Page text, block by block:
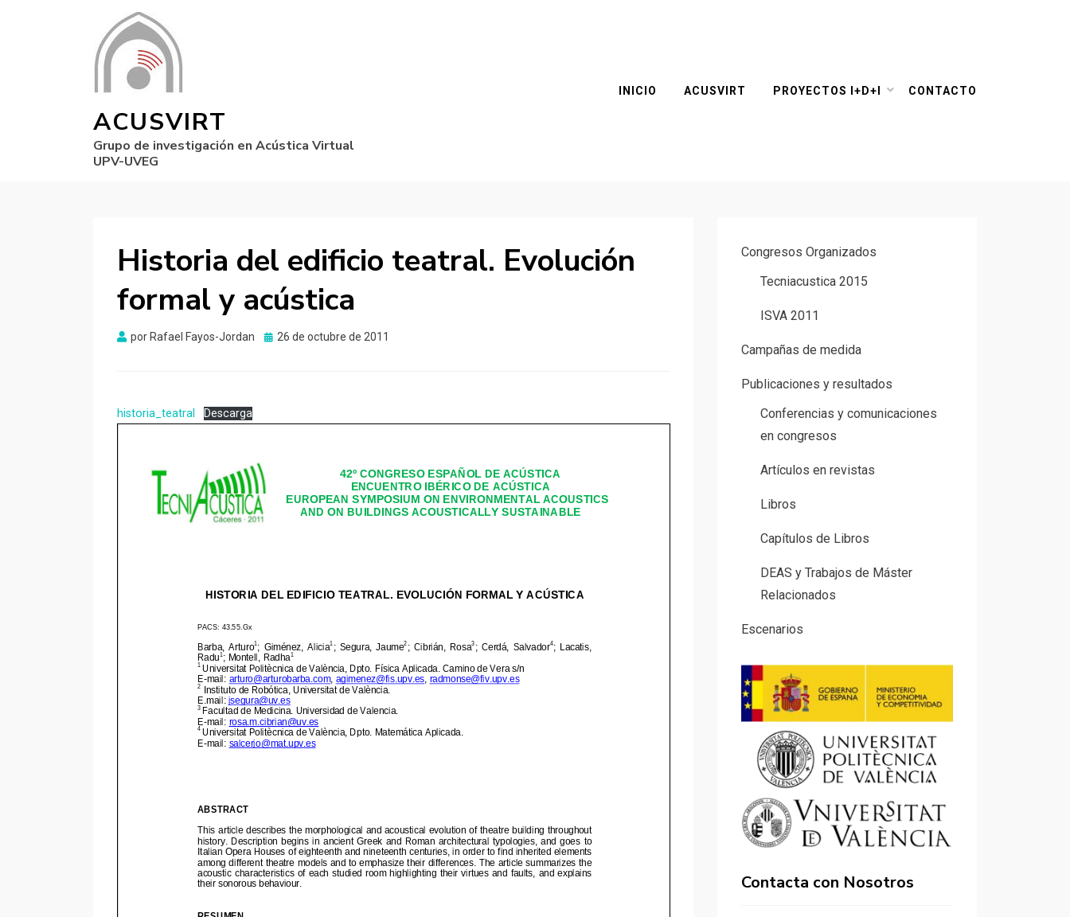
ACUSVIRT
Grupo de investigación en Acústica Virtual
UPV-UVEG
INICIO ACUSVIRT PROYECTOS I+D+I CONTACTO
Historia del edificio teatral. Evolución
formal y acústica
por Rafael Fayos-Jordan
Publicado
26 de octubre de 2011
historia_teatral Descarga
Congresos Organizados
Tecniacustica 2015
ISVA 2011
Campañas de medida
Publicaciones y resultados
Conferencias y comunicaciones
en congresos
Artículos en revistas
Libros
Capítulos de Libros
DEAS y Trabajos de Máster
Relacionados
Escenarios
Contacta con Nosotros